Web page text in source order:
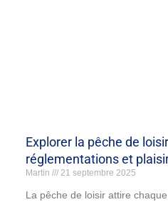
Explorer la pêche de
réglementations et
Martin 21 septembre 2025
La pêche de loisir attire